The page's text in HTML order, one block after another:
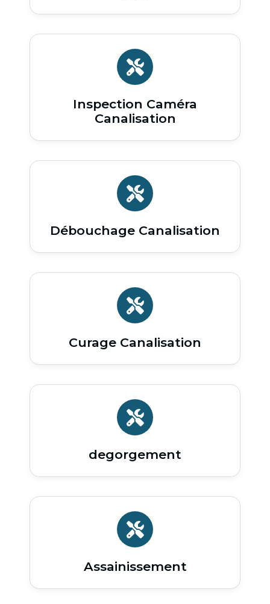
Inspection Caméra
Canalisation
Débouchage Canalisation
Curage Canalisation
degorgement
Assainissement